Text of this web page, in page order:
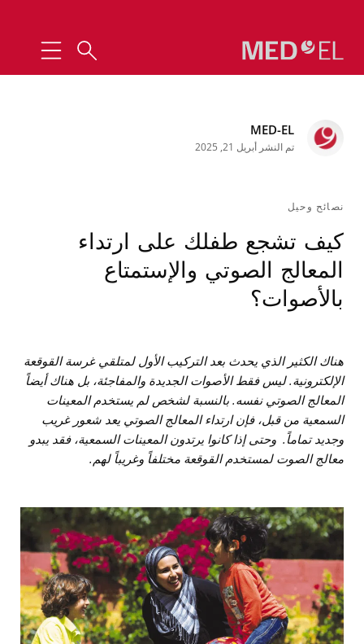
MED-EL
تم النشر أبريل 21, 2025
نصائح وحيل
كيف تشجع طفلك على ارتداء
المعالج الصوتي والإستمتاع
بالأصوات؟
هناك الكثير الذي يحدث بعد التركيب الأول لمتلقي غرسة القوقعة
الإلكترونية. ليس فقط الأصوات الجديدة والمفاجئة، بل هناك أيضاً
المعالج الصوتي نفسه. بالنسبة لشخص لم يستخدم المعينات
السمعية من قبل، فإن ارتداء المعالج الصوتي يعد شعور غريب
وجديد تماماً. وحتى إذا كانوا يرتدون المعينات السمعية، فقد يبدو
معالج الصوت لمستخدم القوقعة مختلفاً وغريباً لهم.